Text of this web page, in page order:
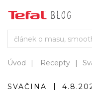
Úvod Recepty
SVAČINA